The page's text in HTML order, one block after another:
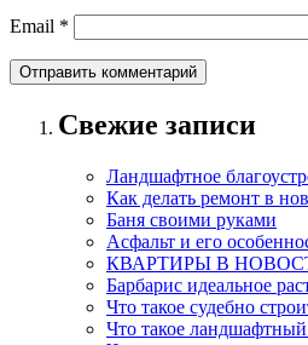
Email *
Свежие записи
Ландшафтное
Как делать ремонт в
Баня своими руками
Асфальт и его
КВАРТИРЫ В
Барбарис идеальное
Что такое судебно
Что такое